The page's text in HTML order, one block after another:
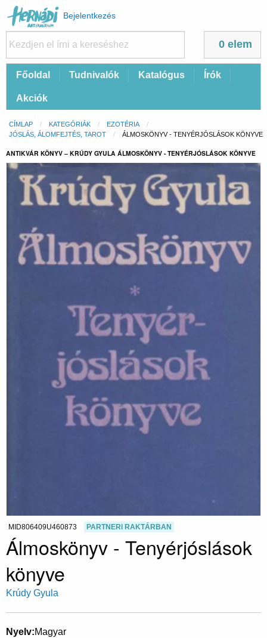
Felhasználói
fiók
menüje
Bejelentkezés
0 elem
FőFőoldal Tudnivalók Katalógus Írók
Akciók
Morzsa
CÍMLAP KATEGÓRIÁK
EZOTÉRIA
JÓSLÁS, ÁLOMFEJTÉS, TAROT
CURRENT:
ÁLMOSKÖNYV - TENYÉRJÓSLÁSOK KÖNYVE
ANTIKVÁR KÖNYV – KRÚDY GYULA ÁLMOSKÖNYV - TENYÉRJÓSLÁSOK KÖNYVE
MID806409U460873 PARTNERI RAKTÁRBAN
Álmoskönyv - Tenyérjóslások
könyve
Krúdy Gyula
Nyelv Magyar